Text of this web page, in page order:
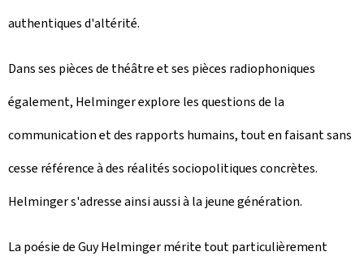
authentiques d'altérité.
Dans ses pièces de théâtre et ses pièces radiophoniques
également, Helminger explore les questions de la
communication et des rapports humains, tout en faisant sans
cesse référence à des réalités sociopolitiques concrètes.
Helminger s'adresse ainsi aussi à la jeune génération.
La poésie de Guy Helminger mérite tout particulièrement